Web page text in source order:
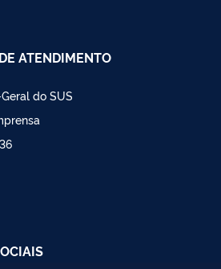
ATENDIMENTO
do SUS